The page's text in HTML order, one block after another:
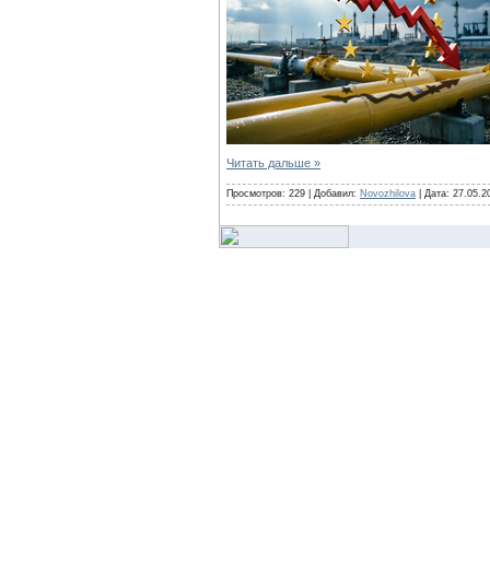
Читать дальше »
Просмотров: 229 | Добавил: Novozhilova | Дата: